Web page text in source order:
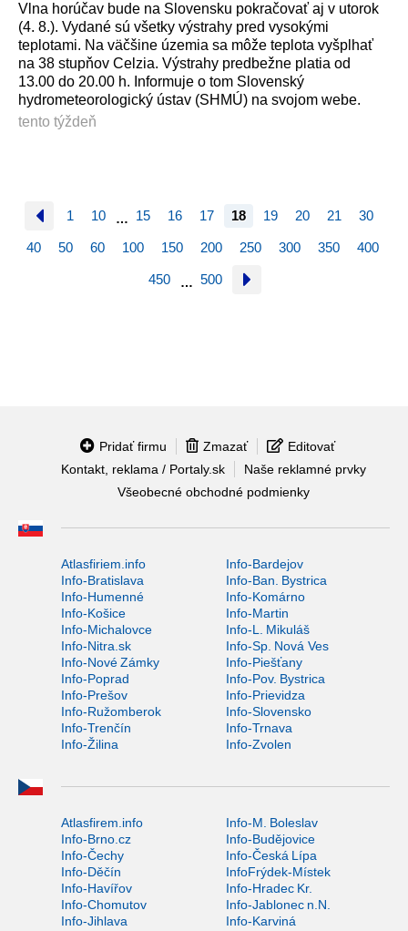
Vlna horúčav bude na Slovensku pokračovať aj v utorok
(4. 8.). Vydané sú všetky výstrahy pred vysokými
teplotami. Na väčšine územia sa môže teplota vyšplhať
na 38 stupňov Celzia. Výstrahy predbežne platia od
13.00 do 20.00 h. Informuje o tom Slovenský
hydrometeorologický ústav (SHMÚ) na svojom webe.
tento týždeň
1 10 … 15 16 17 18 19 20 21 30
40 50 60 100 150 200 250 300 350 400
450 … 500
Pridať firmu Zmazať
Editovať
Kontakt, reklama / Portaly.sk
Naše reklamné prvky
Všeobecné obchodné podmienky
Atlasfiriem.info
Info-Bardejov
Info-Bratislava
Info-Ban. Bystrica
Info-Humenné
Info-Komárno
Info-Košice
Info-Martin
Info-Michalovce
Info-L. Mikuláš
Info-Nitra.sk
Info-Sp. Nová Ves
Info-Nové Zámky
Info-Piešťany
Info-Poprad
Info-Pov. Bystrica
Info-Prešov
Info-Prievidza
Info-Ružomberok
Info-Slovensko
Info-Trenčín
Info-Trnava
Info-Žilina
Info-Zvolen
Atlasfirem.info
Info-M. Boleslav
Info-Brno.cz
Info-Budějovice
Info-Čechy
Info-Česká Lípa
Info-Děčín
InfoFrýdek-Místek
Info-Havířov
Info-Hradec Kr.
Info-Chomutov
Info-Jablonec n.N.
Info-Jihlava
Info-Karviná